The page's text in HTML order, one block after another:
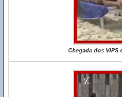
Chegada dos VIPS